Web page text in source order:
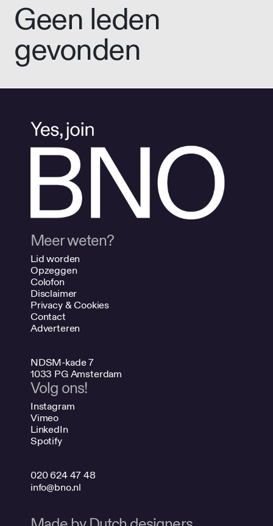
Geen leden
gevonden
Meer weten?
Lid worden
Opzeggen
Colofon
Disclaimer
Privacy & Cookies
Contact
Adverteren
NDSM-kade 7
1033 PG Amsterdam
Volg ons!
Instagram
Vimeo
LinkedIn
Spotify
020 624 47 48
info@bno.nl